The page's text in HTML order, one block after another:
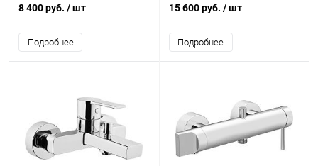
8 400 руб. / шт
Подробнее
15 600 руб. / шт
Подробнее